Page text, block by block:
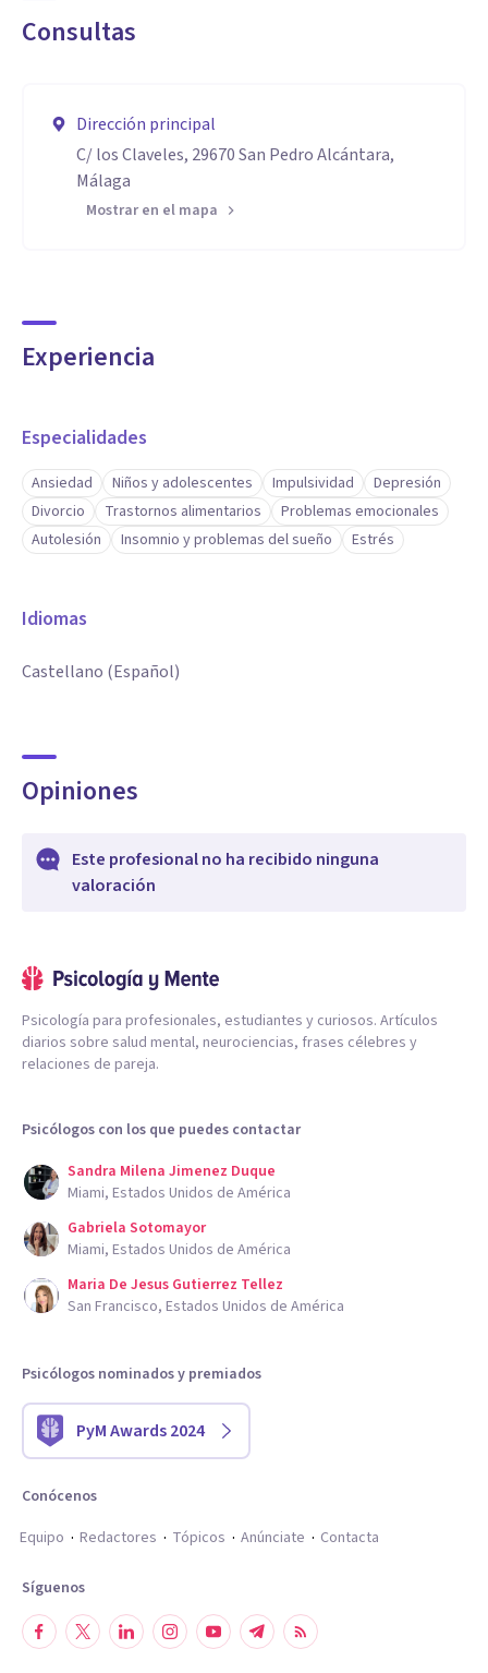
Consultas
Dirección principal
C/ los Claveles, 29670 San Pedro Alcántara,
Málaga
Mostrar en el mapa
Experiencia
Especialidades
Ansiedad Niños y adolescentes Impulsividad
Depresión
Divorcio
Trastornos alimentarios
Problemas emocionales
Autolesión
Insomnio y problemas del sueño Estrés
Idiomas
Castellano (Español)
Opiniones
Este profesional no ha recibido ninguna
valoración
Psicología para profesionales, estudiantes y curiosos. Artículos
diarios sobre salud mental, neurociencias, frases célebres y
relaciones de pareja.
Psicólogos con los que puedes contactar
Sandra Milena Jimenez Duque
Miami, Estados Unidos de América
Gabriela Sotomayor
Miami, Estados Unidos de América
Maria De Jesus Gutierrez Tellez
San Francisco, Estados Unidos de América
Psicólogos nominados y premiados
PyM Awards 2024
Conócenos
Equipo
Redactores Tópicos Anúnciate Contacta
Síguenos